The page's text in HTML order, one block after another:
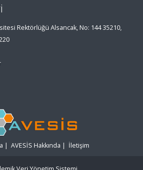
Rektörlüğü Alsancak, No: 144 35210,
| AVESİS Hakkında | İletişim